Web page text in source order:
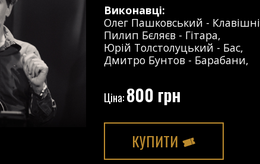
Виконавці:
Олег Пашковський - Клавішні
Пилип Бєляєв - Гітара,
Юрій Толстолуцький - Бас,
Дмитро Бунтов - Барабани,
Ціна:800 грн
КУПИТИ